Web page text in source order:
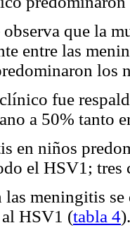
observa que la
entre las
los
fue
a 50% tanto
en niños
el HSV1;
meningitis
HSV1 (tabla 4).